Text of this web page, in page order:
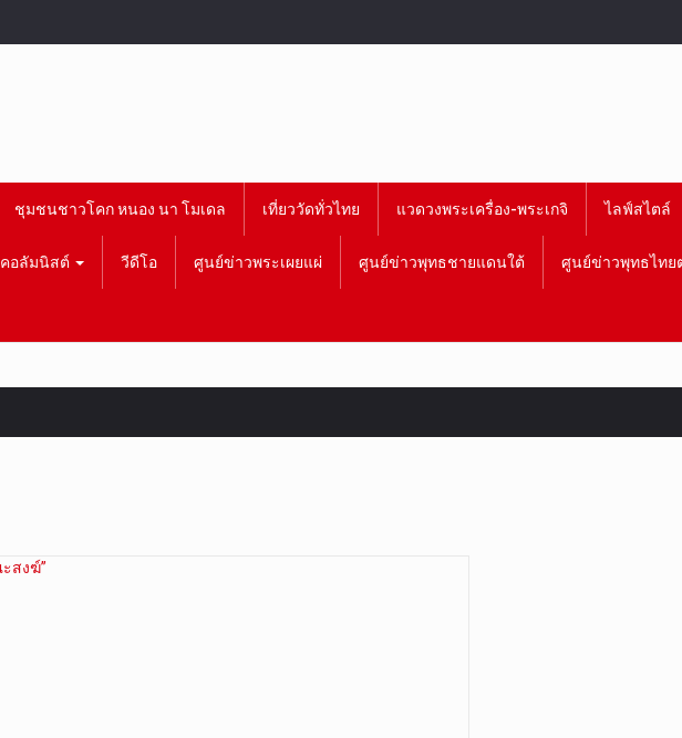
ชุมชนชาวโคก หนอง นา โมเดล เที่ยววัดทั่วไทย แวดวงพระเครื่อง-พระเกจิ ไลฟ์สไตล์
คอลัมนิสต์ วีดีโอ ศูนย์ข่าวพระเผยแผ่ ศูนย์ข่าวพุทธชายแดนใต้ ศูนย์ข่าวพุทธไทย